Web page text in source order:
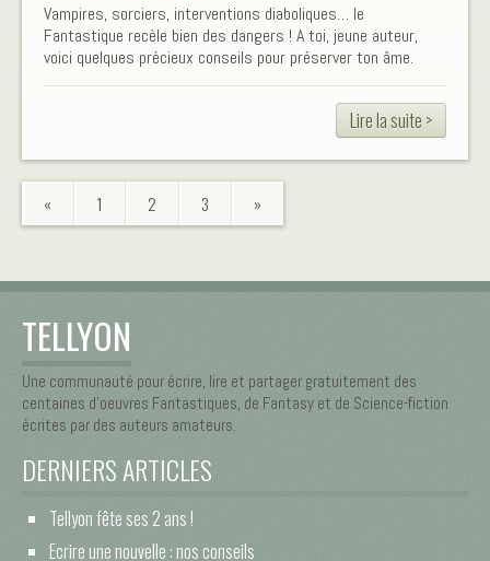
Vampires, sorciers, interventions diaboliques… le
Fantastique recèle bien des dangers ! A toi, jeune auteur,
voici quelques précieux conseils pour préserver ton âme.
Lire la suite >
« 1 2 3 »
TELLYON
Une communauté pour écrire, lire et partager gratuitement des
centaines d’oeuvres Fantastiques, de Fantasy et de Science-fiction
écrites par des auteurs amateurs.
DERNIERS ARTICLES
Tellyon fête ses 2 ans !
Ecrire une nouvelle : nos conseils